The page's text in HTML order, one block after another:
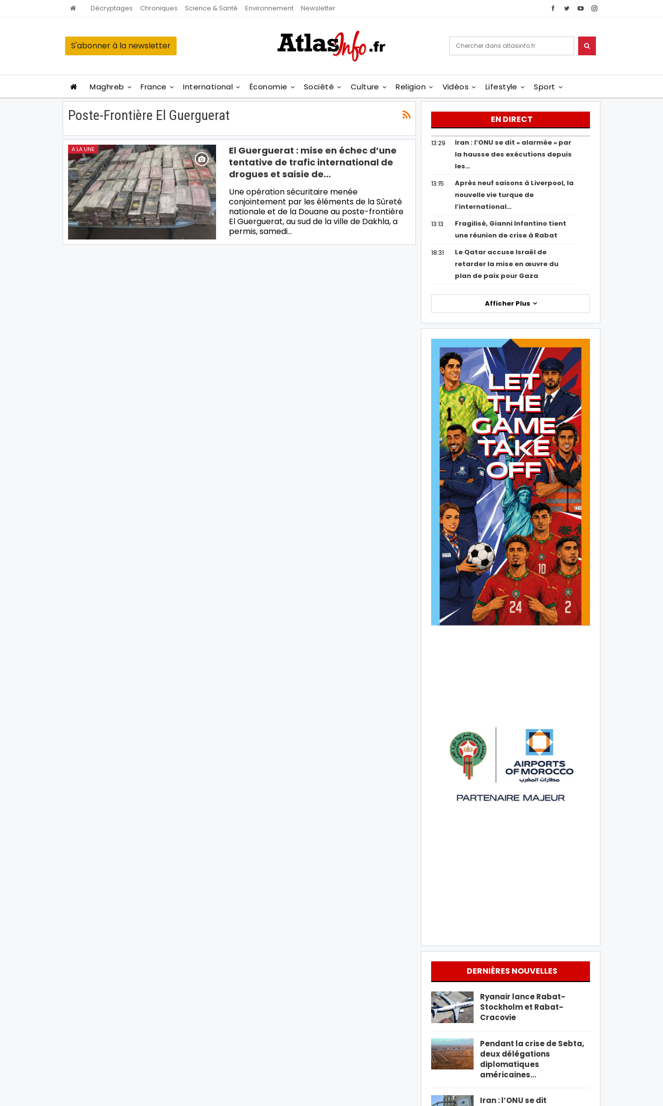
Décryptages Chroniques Science & Santé Environnement Newsletter
S'abonner à la newsletter
Maghreb France International Économie Société Culture Religion Vidéos Lifestyle Sport
Poste-Frontière El Guerguerat
A LA UNE
El Guerguerat : mise en échec d’une
tentative de trafic international de
drogues et saisie de…
Une opération sécuritaire menée
conjointement par les éléments de la Sûreté
nationale et de la Douane au poste-frontière
El Guerguerat, au sud de la ville de Dakhla, a
permis, samedi…
EN DIRECT
13:29
Iran : l’ONU se dit « alarmée » par
la hausse des exécutions depuis
les…
13:15
Après neuf saisons à Liverpool, la
nouvelle vie turque de
l’international…
13:13
Fragilisé, Gianni Infantino tient
une réunion de crise à Rabat
18:31
Le Qatar accuse Israël de
retarder la mise en œuvre du
plan de paix pour Gaza
Afficher Plus
DERNIÈRES NOUVELLES
Ryanair lance Rabat-
Stockholm et Rabat-
Cracovie
Pendant la crise de Sebta,
deux délégations
diplomatiques
américaines…
Iran : l’ONU se dit